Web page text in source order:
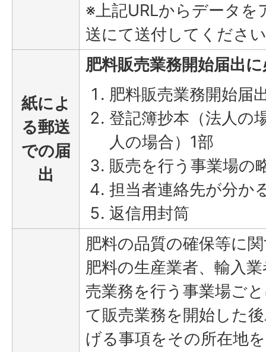
※上記URLからデータ
送にて送付してください
紙によ
る郵送
での届
出
肥料販売業務開始届出
肥料販売業務開始届
登記簿抄本（法人の
人の場合）1部
販売を行う事業場の
担当者連絡先が分か
返信用封筒
肥料の品質の確保等に
肥料の生産業者、輸入
売業務を行う事業場ご
て販売業務を開始した
げる事項をその所在地